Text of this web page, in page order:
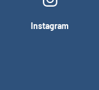
Instagram